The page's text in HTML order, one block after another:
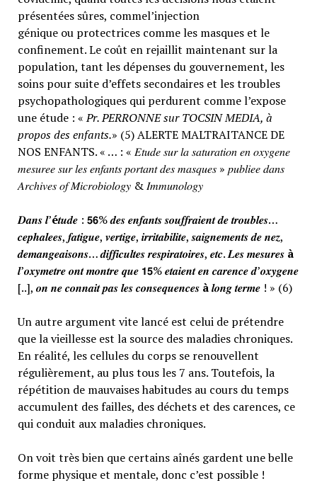
présentées sûres, commel’injection
génique ou protectrices comme les masques et le
confinement. Le coût en rejaillit maintenant sur la
population, tant les dépenses du gouvernement, les
soins pour suite d’effets secondaires et les troubles
psychopathologiques qui perdurent comme l’expose
une étude : «Pr. PERRONNE sur TOCSIN MEDIA, à
propos des enfants.» (5) ALERTE MALTRAITANCE DE
NOS ENFANTS. « … : « 𝐸𝑡𝑢𝑑𝑒 𝑠𝑢𝑟 𝑙𝑎 𝑠𝑎𝑡𝑢𝑟𝑎𝑡𝑖𝑜𝑛 𝑒𝑛 𝑜𝑥𝑦𝑔𝑒𝑛𝑒
𝑚𝑒𝑠𝑢𝑟𝑒𝑒 𝑠𝑢𝑟 𝑙𝑒𝑠 𝑒𝑛𝑓𝑎𝑛𝑡𝑠 𝑝𝑜𝑟𝑡𝑎𝑛𝑡 𝑑𝑒𝑠 𝑚𝑎𝑠𝑞𝑢𝑒𝑠 » 𝑝𝑢𝑏𝑙𝑖𝑒𝑒 𝑑𝑎𝑛𝑠
𝐴𝑟𝑐ℎ𝑖𝑣𝑒𝑠 𝑜𝑓 𝑀𝑖𝑐𝑟𝑜𝑏𝑖𝑜𝑙𝑜𝑔𝑦 & 𝐼𝑚𝑚𝑢𝑛𝑜𝑙𝑜𝑔𝑦
𝑫𝒂𝒏𝒔 𝒍’é𝒕𝒖𝒅𝒆 : 𝟱𝟲% 𝒅𝒆𝒔 𝒆𝒏𝒇𝒂𝒏𝒕𝒔 𝒔𝒐𝒖𝒇𝒇𝒓𝒂𝒊𝒆𝒏𝒕 𝒅𝒆 𝒕𝒓𝒐𝒖𝒃𝒍𝒆𝒔…
𝒄𝒆𝒑𝒉𝒂𝒍𝒆𝒆𝒔, 𝒇𝒂𝒕𝒊𝒈𝒖𝒆, 𝒗𝒆𝒓𝒕𝒊𝒈𝒆, 𝒊𝒓𝒓𝒊𝒕𝒂𝒃𝒊𝒍𝒊𝒕𝒆, 𝒔𝒂𝒊𝒈𝒏𝒆𝒎𝒆𝒏𝒕𝒔 𝒅𝒆 𝒏𝒆𝒛,
𝒅𝒆𝒎𝒂𝒏𝒈𝒆𝒂𝒊𝒔𝒐𝒏𝒔… 𝒅𝒊𝒇𝒇𝒊𝒄𝒖𝒍𝒕𝒆𝒔 𝒓𝒆𝒔𝒑𝒊𝒓𝒂𝒕𝒐𝒊𝒓𝒆𝒔, 𝒆𝒕𝒄. 𝑳𝒆𝒔 𝒎𝒆𝒔𝒖𝒓𝒆𝒔 à
𝒍’𝒐𝒙𝒚𝒎𝒆𝒕𝒓𝒆 𝒐𝒏𝒕 𝒎𝒐𝒏𝒕𝒓𝒆 𝒒𝒖𝒆 𝟭𝟱% 𝒆𝒕𝒂𝒊𝒆𝒏𝒕 𝒆𝒏 𝒄𝒂𝒓𝒆𝒏𝒄𝒆 𝒅’𝒐𝒙𝒚𝒈𝒆𝒏𝒆
[..], 𝒐𝒏 𝒏𝒆 𝒄𝒐𝒏𝒏𝒂𝒊𝒕 𝒑𝒂𝒔 𝒍𝒆𝒔 𝒄𝒐𝒏𝒔𝒆𝒒𝒖𝒆𝒏𝒄𝒆𝒔 à𝒍𝒐𝒏𝒈 𝒕𝒆𝒓𝒎𝒆 ! » (6)
Un autre argument vite lancé est celui de prétendre
que la vieillesse est la source des maladies chroniques.
En réalité, les cellules du corps se renouvellent
régulièrement, au plus tous les 7 ans. Toutefois, la
répétition de mauvaises habitudes au cours du temps
accumulent des failles, des déchets et des carences, ce
qui conduit aux maladies chroniques.
On voit très bien que certains aînés gardent une belle
forme physique et mentale, donc c’est possible !